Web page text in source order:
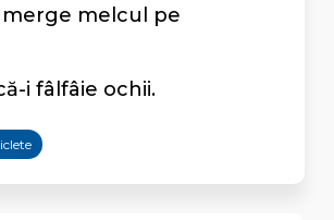
melcul pe
i fâlfâie ochii.